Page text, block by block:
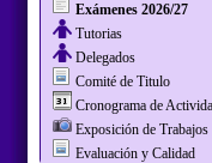
Exámenes 2026/27
Tutorias
Delegados
Comité de Titulo
Cronograma de
Exposición de Trabajos
Evaluación y Calidad